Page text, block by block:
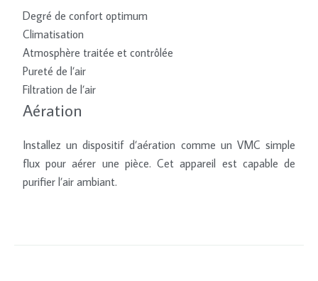
Degré de confort optimum
Climatisation
Atmosphère traitée et contrôlée
Pureté de l’air
Filtration de l’air
Aération
Installez un dispositif d’aération comme un VMC simple
flux pour aérer une pièce. Cet appareil est capable de
purifier l’air ambiant.